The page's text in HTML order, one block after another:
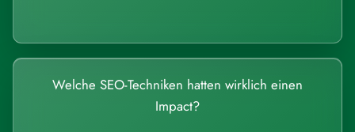
Welche SEO-Techniken hatten wirklich einen
Impact?